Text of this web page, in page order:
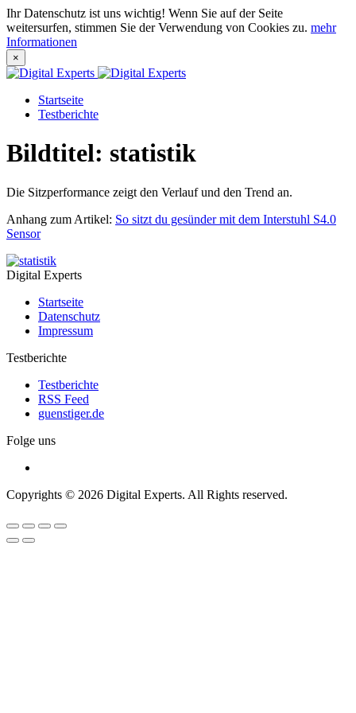
Ihr Datenschutz ist uns wichtig! Wenn Sie auf der Seite
weitersurfen, stimmen Sie der Verwendung von Cookies zu. mehr
Informationen
×
Startseite
Testberichte
Bildtitel: statistik
Die Sitzperformance zeigt den Verlauf und den Trend an.
Anhang zum Artikel: So sitzt du gesünder mit dem Interstuhl S4.0
Sensor
Digital Experts
Startseite
Datenschutz
Impressum
Testberichte
Testberichte
RSS Feed
guenstiger.de
Folge uns
Copyrights © 2026 Digital Experts. All Rights reserved.